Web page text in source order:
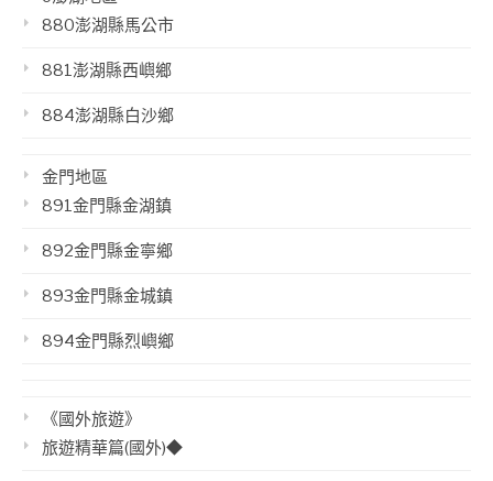
880澎湖縣馬公市
881澎湖縣西嶼鄉
884澎湖縣白沙鄉
金門地區
891金門縣金湖鎮
892金門縣金寧鄉
893金門縣金城鎮
894金門縣烈嶼鄉
《國外旅遊》
旅遊精華篇(國外)◆